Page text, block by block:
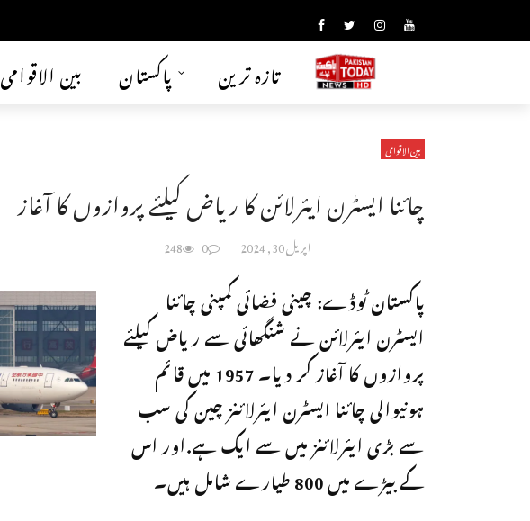
بین الاقوامی پاکستان تازہ ترین
بین الاقوامی
چائنا ایسٹرن ایئرلائن کا ریاض کیلئے پروازوں کا آغاز
اپریل 30, 2024 0
248
پاکستان ٹوڈے: چینی فضائی کمپنی چائنا
ایسٹرن ایئرلائن نے شنگھائی سے ریاض کیلئے
پروازوں کا آغاز کر دیا۔ 1957 میں قائم
ہونیوالی چائنا ایسٹرن ایئرلائنز چین کی سب
سے بڑی ایئرلائنز میں سے ایک ہے.اور اس
کے بیڑے میں 800 طیارے شامل ہیں۔